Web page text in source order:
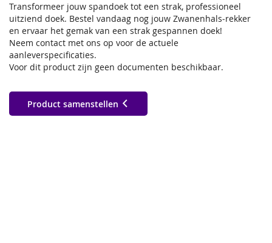
Transformeer jouw spandoek tot een strak, professioneel
uitziend doek. Bestel vandaag nog jouw Zwanenhals‑rekker
en ervaar het gemak van een strak gespannen doek!
Neem contact met ons op voor de actuele
aanleverspecificaties.
Voor dit product zijn geen documenten beschikbaar.
Product samenstellen